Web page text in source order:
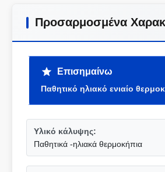
Προσαρμοσμένα
Επισημαίνω
Παθητικό ηλιακό ενιαίο
Υλικό κάλυψης:
Παθητικά -ηλιακά θερμοκήπια